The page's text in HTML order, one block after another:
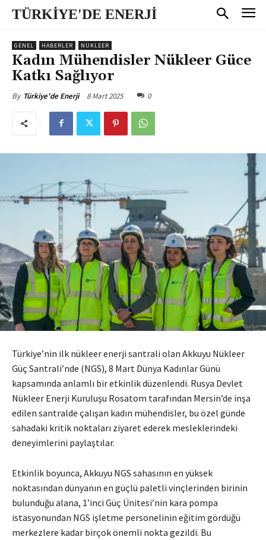
TÜRKİYE'DE ENERJİ
GENEL HABERLER NÜKLEER
Kadın Mühendisler Nükleer Güce
Katkı Sağlıyor
By Türkiye'de Enerji 8 Mart 2025 0
Türkiye’nin ilk nükleer enerji santrali olan Akkuyu Nükleer
Güç Santrali’nde (NGS), 8 Mart Dünya Kadınlar Günü
kapsamında anlamlı bir etkinlik düzenlendi. Rusya Devlet
Nükleer Enerji Kuruluşu Rosatom tarafından Mersin’de inşa
edilen santralde çalışan kadın mühendisler, bu özel günde
sahadaki kritik noktaları ziyaret ederek mesleklerindeki
deneyimlerini paylaştılar.
Etkinlik boyunca, Akkuyu NGS sahasının en yüksek
noktasından dünyanın en güçlü paletli vinçlerinden birinin
bulunduğu alana, 1’inci Güç Ünitesi’nin kara pompa
istasyonundan NGS işletme personelinin eğitim gördüğü
merkezlere kadar birçok önemli nokta gezildi. Bu